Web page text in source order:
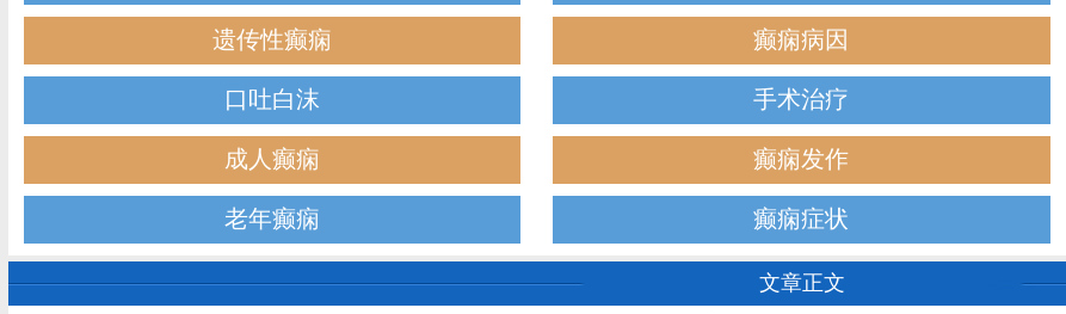
遗传性癫痫 癫痫病因
口吐白沫 手术治疗
成人癫痫 癫痫发作
老年癫痫 癫痫症状
文章正文